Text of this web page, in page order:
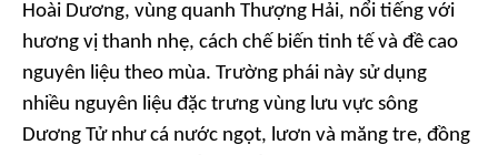
Hoài Dương, vùng quanh Thượng Hải, nổi tiếng với
hương vị thanh nhẹ, cách chế biến tinh tế và đề cao
nguyên liệu theo mùa. Trường phái này sử dụng
nhiều nguyên liệu đặc trưng vùng lưu vực sông
Dương Tử như cá nước ngọt, lươn và măng tre, đồng